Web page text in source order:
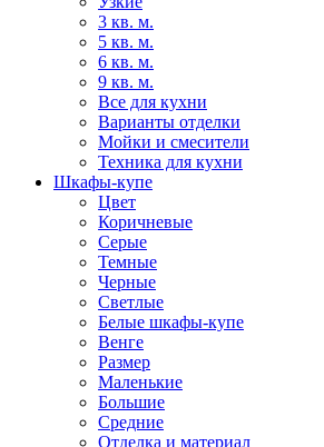
3 кв. м.
5 кв. м.
6 кв. м.
9 кв. м.
Все для кухни
Варианты отделки
Мойки и смесители
Техника для кухни
Шкафы-купе
Цвет
Коричневые
Серые
Темные
Черные
Светлые
Белые шкафы-купе
Венге
Размер
Маленькие
Большие
Средние
Отделка и материал